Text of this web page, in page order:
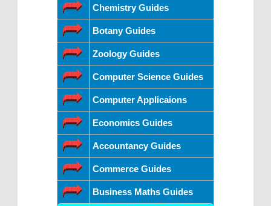
Chemistry Guides
Botany Guides
Zoology Guides
Computer Science Guides
Computer Applicaions
Economics Guides
Accountancy Guides
Commerce Guides
Business Maths Guides